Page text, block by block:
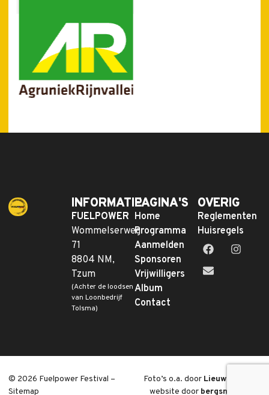
INFORMATIE
FUELPOWER
Wommelserweg
71
8804 NM,
Tzum
(Achter de loodsen
van Loonbedrijf
Tolsma)
PAGINA'S
Home
Programma
Aanmelden
Sponsoren
Vrijwilligers
Album
Contact
OVERIG
Reglementen
Huisregels
© 2026 Fuelpower Festival –
Sitemap
Foto’s o.a. door Lieuwe Bosch
website door bergsma.media